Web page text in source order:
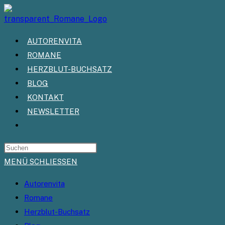
Zum
Inhalt
springenAUTORENVITA
ROMANE
HERZBLUT-BUCHSATZ
BLOG
KONTAKT
NEWSLETTER
UMSCHALTEN
MENÜ SCHLIESSEN
Autorenvita
Romane
Herzblut-Buchsatz